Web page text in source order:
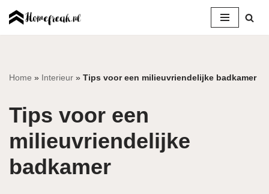
inhoud
Home » Interieur » Tips voor een milieuvriendelijke badkamer
Tips voor een
milieuvriendelijke
badkamer